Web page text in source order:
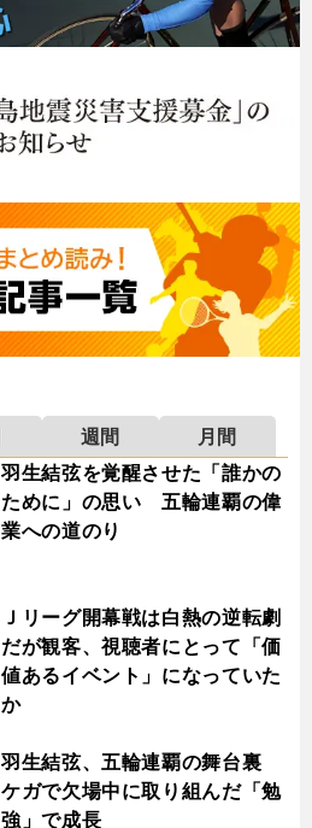
週間
月間
羽生結弦を覚醒させた「誰かの
ために」の思い 五輪連覇の偉
業への道のり
Ｊリーグ開幕戦は白熱の逆転劇
だが観客、視聴者にとって「価
値あるイベント」になっていた
か
羽生結弦、五輪連覇の舞台裏
ケガで欠場中に取り組んだ「勉
強」で成長